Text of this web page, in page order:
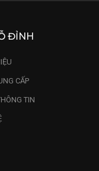
ĐỈNH
CẤP
TIN